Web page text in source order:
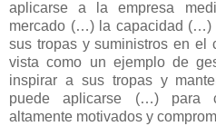
aplicarse a la empresa
mercado (…) la capacidad (…)
sus tropas y suministros en el
vista como un ejemplo de
inspirar a sus tropas y
puede aplicarse (…) para
altamente motivados y